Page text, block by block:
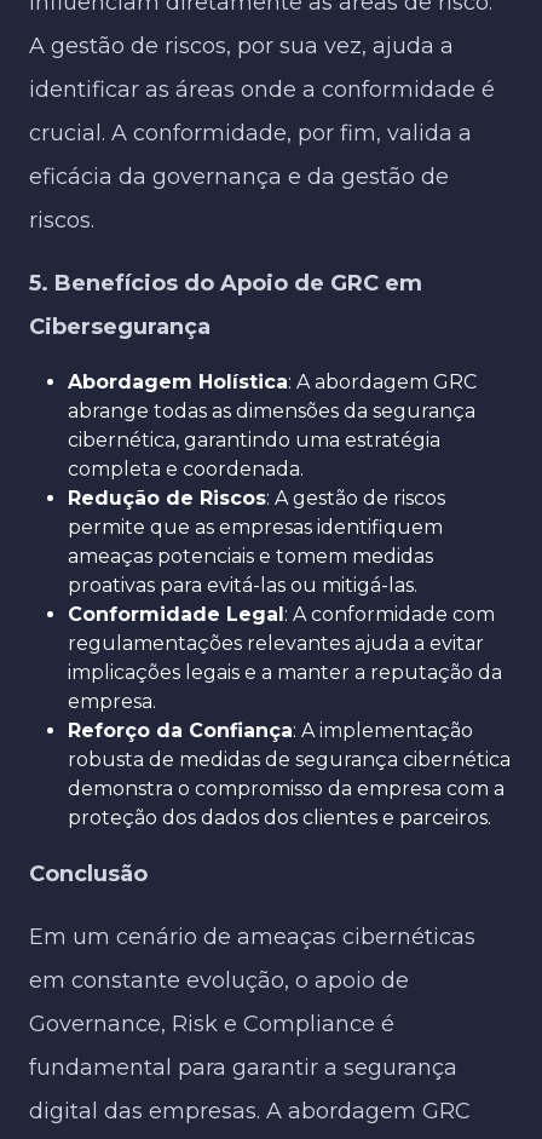
A gestão de riscos, por sua vez, ajuda a
identificar as áreas onde a conformidade é
crucial. A conformidade, por fim, valida a
eficácia da governança e da gestão de
riscos.
5. Benefícios do Apoio de GRC em
Cibersegurança
Abordagem Holística: A abordagem GRC
abrange todas as dimensões da segurança
cibernética, garantindo uma estratégia
completa e coordenada.
Redução de Riscos: A gestão de riscos
permite que as empresas identifiquem
ameaças potenciais e tomem medidas
proativas para evitá-las ou mitigá-las.
Conformidade Legal: A conformidade com
regulamentações relevantes ajuda a evitar
implicações legais e a manter a reputação da
empresa.
Reforço da Confiança: A implementação
robusta de medidas de segurança cibernética
demonstra o compromisso da empresa com a
proteção dos dados dos clientes e parceiros.
Conclusão
Em um cenário de ameaças cibernéticas
em constante evolução, o apoio de
Governance, Risk e Compliance é
fundamental para garantir a segurança
digital das empresas. A abordagem GRC